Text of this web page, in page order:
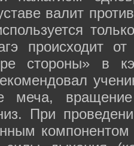
валит
происходит
стороны» в
меча,
При
компонентом